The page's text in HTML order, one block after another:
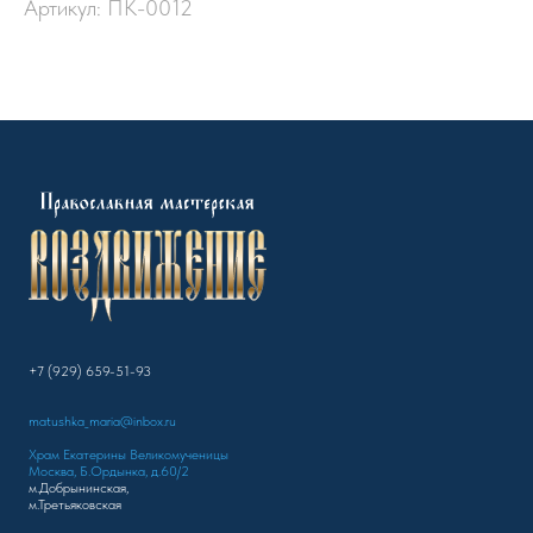
Артикул: ПК-0012
+7 (929) 659-51-93
matushka_maria@inbox.ru
Храм Екатерины Великомученицы
Москва, Б.Ордынка, д.60/2
м.Добрынинская,
м.Третьяковская